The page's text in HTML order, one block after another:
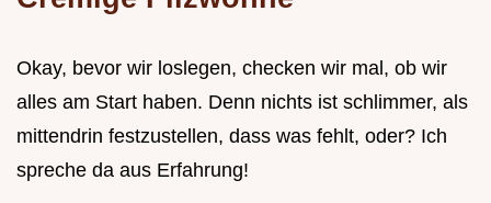
Okay, bevor wir loslegen, checken wir mal, ob wir
alles am Start haben. Denn nichts ist schlimmer, als
mittendrin festzustellen, dass was fehlt, oder? Ich
spreche da aus Erfahrung!